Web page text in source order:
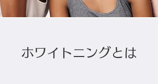
ホワイトニングとは